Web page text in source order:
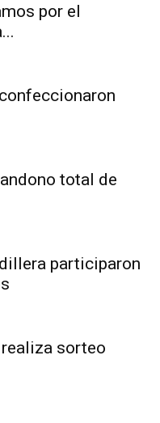
por el
total de
participaron
sorteo